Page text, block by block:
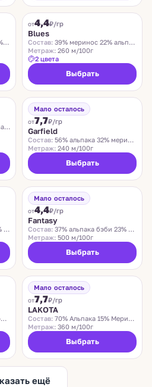
от4,4₽/гр
Blues
Состав: 39% меринос 22% альпака 25% акрил 13% па 1% эластан
Метраж: 260 м/100г
2 цвета
Выбрать
Хит
Мало осталось
от7,7₽/гр
Garfield
Состав: 56% альпака 32% меринос 12% па
Метраж: 240 м/100г
Выбрать
Мало осталось
от4,4₽/гр
Fantasy
Состав: 37% альпака бэби 23% хлопок 22% лен 18% па
Метраж: 500 м/100г
Выбрать
Мало осталось
от7,7₽/гр
LAKOTA
Состав: 70% Альпака 15% Меринос 15% Полиамид
Метраж: 360 м/100г
Выбрать
ещё